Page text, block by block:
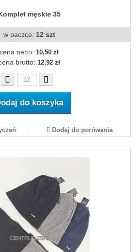
męskie 35
w paczce: 12 szt
cena netto: 10,50 zł
brutto: 12,92 zł
do koszyka
Dodaj do porówania